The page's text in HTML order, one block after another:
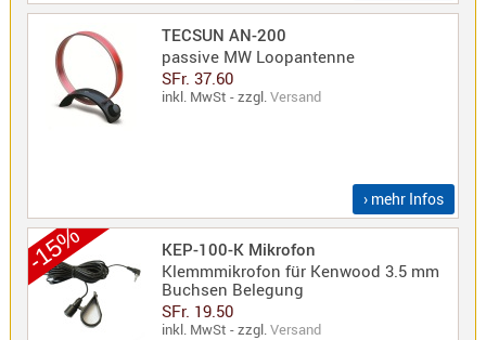
TECSUN AN-200
passive MW Loopantenne
SFr. 37.60
inkl. MwSt - zzgl.Versand
› mehr Infos
-15%
KEP-100-K Mikrofon
Klemmmikrofon für Kenwood 3.5 mm
Buchsen Belegung
SFr. 19.50
inkl. MwSt - zzgl.Versand